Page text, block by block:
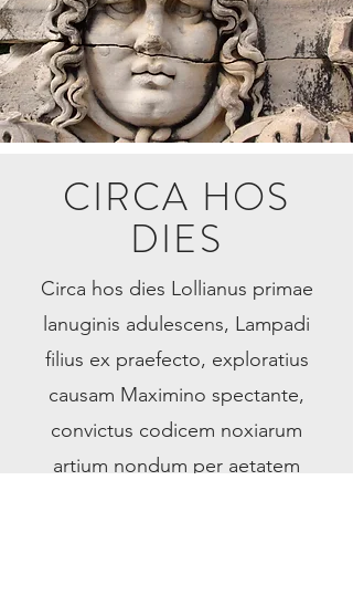
CIRCA HOS
DIES
Circa hos dies Lollianus primae
lanuginis adulescens, Lampadi
filius ex praefecto, exploratius
causam Maximino spectante,
convictus codicem noxiarum
artium nondum per aetatem